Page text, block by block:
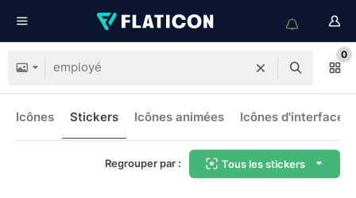
0
Icônes Stickers Icônes animées Icônes d'interface
Regrouper par : Tous les stickers